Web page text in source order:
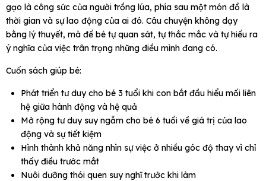
gạo là công sức của người trồng lúa, phía sau một món đồ là
thời gian và sự lao động của ai đó. Câu chuyện không dạy
bằng lý thuyết, mà để bé tự quan sát, tự thắc mắc và tự hiểu ra
ý nghĩa của việc trân trọng những điều mình đang có.
Cuốn sách giúp bé:
Phát triển tư duy cho bé 3 tuổi khi con bắt đầu hiểu mối liên
hệ giữa hành động và hệ quả
Mở rộng tư duy suy ngẫm cho bé 6 tuổi về giá trị của lao
động và sự tiết kiệm
Hình thành khả năng nhìn sự việc ở nhiều góc độ thay vì chỉ
thấy điều trước mắt
Nuôi dưỡng thói quen suy nghĩ trước khi làm